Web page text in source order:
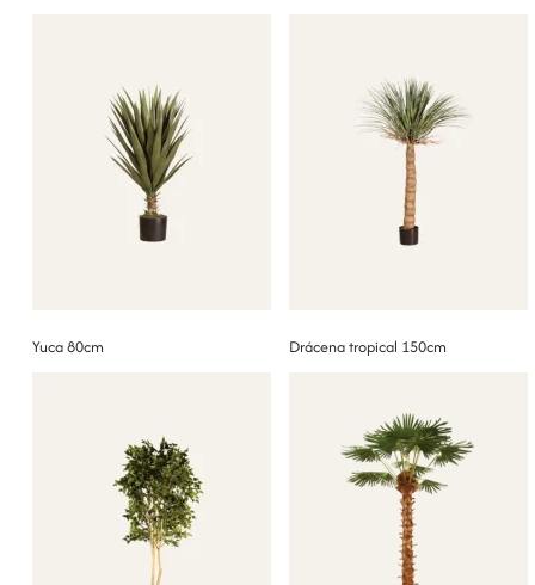
Yuca 80cm Drácena tropical 150cm